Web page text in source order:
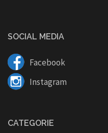
SOCIAL MEDIA
Facebook
Instagram
CATEGORIE